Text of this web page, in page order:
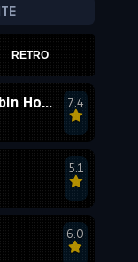
1997
RETRO
La muerte de Robin Hood 7.4
5.1
6.0